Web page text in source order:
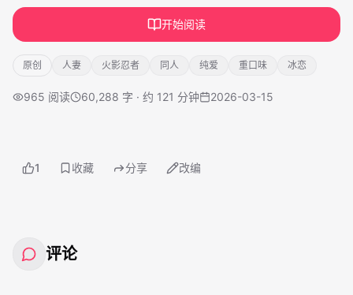
开始阅读
原创 人妻 火影忍者 同人 纯爱 重口味 冰恋
965 阅读 60,288 字 · 约 121 分钟 2026-03-15
1 收藏 分享 改编
评论